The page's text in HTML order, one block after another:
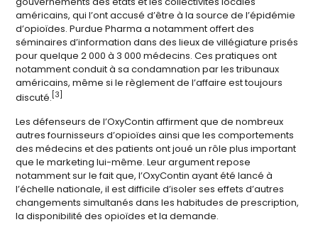
américains, qui l’ont accusé d’être à la source de l’épidémie
d’opioïdes. Purdue Pharma a notamment offert des
séminaires d’information dans des lieux de villégiature prisés
pour quelque 2 000 à 3 000 médecins. Ces pratiques ont
notamment conduit à sa condamnation par les tribunaux
américains, même si le règlement de l’affaire est toujours
discuté. [3]
Les défenseurs de l’OxyContin affirment que de nombreux
autres fournisseurs d’opioïdes ainsi que les comportements
des médecins et des patients ont joué un rôle plus important
que le marketing lui-même. Leur argument repose
notamment sur le fait que, l’OxyContin ayant été lancé à
l’échelle nationale, il est difficile d’isoler ses effets d’autres
changements simultanés dans les habitudes de prescription,
la disponibilité des opioïdes et la demande.